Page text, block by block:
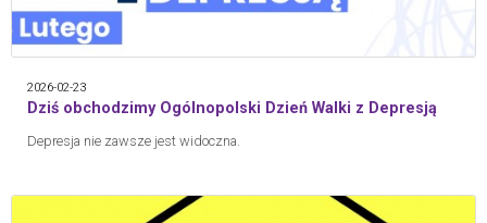
2026-02-23
Dziś obchodzimy Ogólnopolski Dzień Walki z Depresją
Depresja nie zawsze jest widoczna.